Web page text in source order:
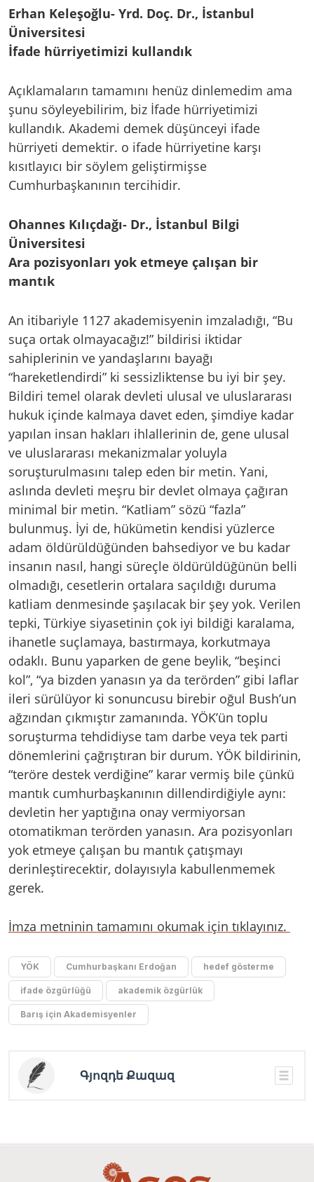
Erhan Keleşoğlu- Yrd. Doç. Dr., İstanbul
Üniversitesi
İfade hürriyetimizi kullandık
Açıklamaların tamamını henüz dinlemedim ama
şunu söyleyebilirim, biz İfade hürriyetimizi
kullandık. Akademi demek düşünceyi ifade
hürriyeti demektir. o ifade hürriyetine karşı
kısıtlayıcı bir söylem geliştirmişse
Cumhurbaşkanının tercihidir.
Ohannes Kılıçdağı- Dr., İstanbul Bilgi
Üniversitesi
Ara pozisyonları yok etmeye çalışan bir
mantık
An itibariyle 1127 akademisyenin imzaladığı, “Bu
suça ortak olmayacağız!” bildirisi iktidar
sahiplerinin ve yandaşlarını bayağı
“hareketlendirdi” ki sessizliktense bu iyi bir şey.
Bildiri temel olarak devleti ulusal ve uluslararası
hukuk içinde kalmaya davet eden, şimdiye kadar
yapılan insan hakları ihlallerinin de, gene ulusal
ve uluslararası mekanizmalar yoluyla
soruşturulmasını talep eden bir metin. Yani,
aslında devleti meşru bir devlet olmaya çağıran
minimal bir metin. “Katliam” sözü “fazla”
bulunmuş. İyi de, hükümetin kendisi yüzlerce
adam öldürüldüğünden bahsediyor ve bu kadar
insanın nasıl, hangi süreçle öldürüldüğünün belli
olmadığı, cesetlerin ortalara saçıldığı duruma
katliam denmesinde şaşılacak bir şey yok. Verilen
tepki, Türkiye siyasetinin çok iyi bildiği karalama,
ihanetle suçlamaya, bastırmaya, korkutmaya
odaklı. Bunu yaparken de gene beylik, “beşinci
kol”, “ya bizden yanasın ya da terörden” gibi laflar
ileri sürülüyor ki sonuncusu birebir oğul Bush’un
ağzından çıkmıştır zamanında. YÖK’ün toplu
soruşturma tehdidiyse tam darbe veya tek parti
dönemlerini çağrıştıran bir durum. YÖK bildirinin,
“teröre destek verdiğine” karar vermiş bile çünkü
mantık cumhurbaşkanının dillendirdiğiyle aynı:
devletin her yaptığına onay vermiyorsan
otomatikman terörden yanasın. Ara pozisyonları
yok etmeye çalışan bu mantık çatışmayı
derinleştirecektir, dolayısıyla kabullenmemek
gerek.
İmza metninin tamamını okumak için tıklayınız.
YÖK Cumhurbaşkanı Erdoğan hedef gösterme
ifade özgürlüğü akademik özgürlük
Barış için Akademisyenler
Գյոզդե Քազազ